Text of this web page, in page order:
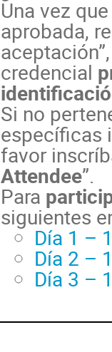
Una vez
aprobada,
credencial
Si no
específicas
favor
Attendee”.
Para
siguientes
Día 1 –
Día 2 –
Día 3 –